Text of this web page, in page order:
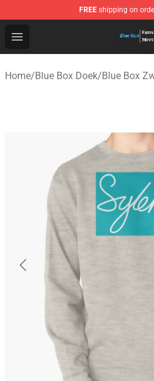
FREE shipping on
Open menu
Blue Box Store - Official
Home/Blue Box Doek/Blue Box